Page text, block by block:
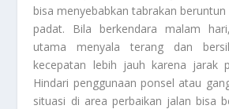
bisa menyebabkan tabrakan
padat. Bila berkendara malam
utama menyala terang dan
kecepatan lebih jauh karena jarak
Hindari penggunaan ponsel atau
situasi di area perbaikan jalan bisa